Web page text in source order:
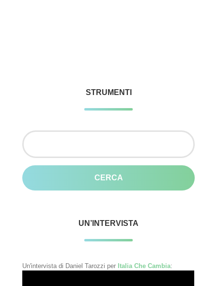
STRUMENTI
Ricerca
UN’INTERVISTA
Un'intervista di Daniel Tarozzi per Italia Che Cambia: